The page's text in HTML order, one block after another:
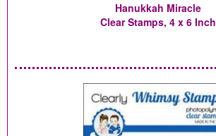
Hanukkah Miracle
Clear Stamps, 4 x 6 Inch